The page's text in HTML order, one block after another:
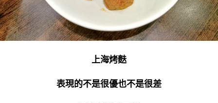
上海烤麩
表現的不是很優也不是很差